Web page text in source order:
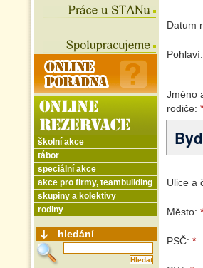
školní akce
tábor
speciální akce
akce pro firmy, teambuilding
skupiny a kolektivy
rodiny
hledání